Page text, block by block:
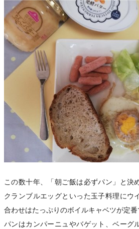
この数十年、「朝ご飯は必ずパン」と決
クランブルエッグといった玉子料理にウ
合わせはたっぷりのボイルキャベツが定番
パンはカンパーニュやバゲット、ベーグ